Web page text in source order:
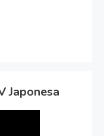
Japonesa